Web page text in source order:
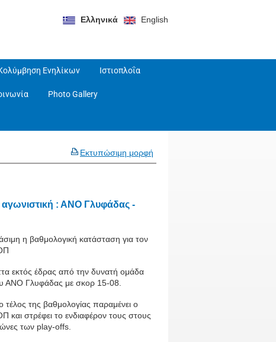
Ελληνικά English
Ενηλίκων Ιστιοπλοΐα
Photo Gallery
Εκτυπώσιμη μορφή
: ΑΝΟ Γλυφάδας -
η βαθμολογική κατάσταση για τον
εκτός έδρας από την δυνατή ομάδα
ΑΝΟ Γλυφάδας με σκορ 15-08.
τέλος της βαθμολογίας παραμένει ο
και στρέφει το ενδιαφέρον τους στους
των play-offs.